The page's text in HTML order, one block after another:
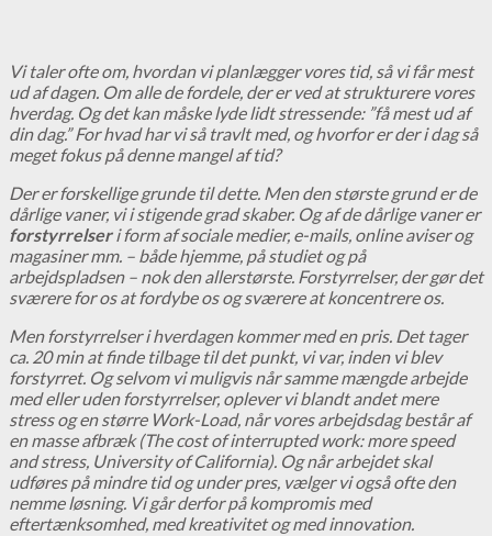
Vi taler ofte om, hvordan vi planlægger vores tid, så vi får mest
ud af dagen. Om alle de fordele, der er ved at strukturere vores
hverdag. Og det kan måske lyde lidt stressende: ”få mest ud af
din dag.” For hvad har vi så travlt med, og hvorfor er der i dag så
meget fokus på denne mangel af tid?
Der er forskellige grunde til dette. Men den største grund er de
dårlige vaner, vi i stigende grad skaber. Og af de dårlige vaner er
forstyrrelseri form af sociale medier, e-mails, online aviser og
magasiner mm. – både hjemme, på studiet og på
arbejdspladsen – nok den allerstørste. Forstyrrelser, der gør det
sværere for os at fordybe os og sværere at koncentrere os.
Men forstyrrelser i hverdagen kommer med en pris. Det tager
ca. 20 min at finde tilbage til det punkt, vi var, inden vi blev
forstyrret. Og selvom vi muligvis når samme mængde arbejde
med eller uden forstyrrelser, oplever vi blandt andet mere
stress og en større Work-Load, når vores arbejdsdag består af
en masse afbræk (The cost of interrupted work: more speed
and stress, University of California). Og når arbejdet skal
udføres på mindre tid og under pres, vælger vi også ofte den
nemme løsning. Vi går derfor på kompromis med
eftertænksomhed, med kreativitet og med innovation.